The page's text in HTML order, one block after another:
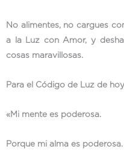
No alimentes, no cargues
a la Luz con Amor, y
cosas maravillosas.
Para el Código de Luz de
«Mi mente es poderosa.
Porque mi alma es poderosa.